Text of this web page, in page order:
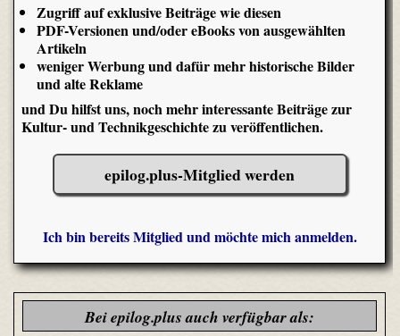
Zugriff auf exklusive Beiträge wie diesen
PDF-Versionen und/oder eBooks von ausgewählten
Artikeln
weniger Werbung und dafür mehr historische Bilder
und alte Reklame
und Du hilfst uns, noch mehr interessante Beiträge zur
Kultur- und Technikgeschichte zu veröffentlichen.
epilog.plus-Mitglied werden
Ich bin bereits Mitglied und möchte mich anmelden.
Bei epilog.plus auch verfügbar als: